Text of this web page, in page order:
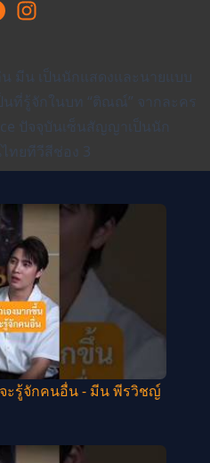
มีน เป็นนักแสดงและนายแบบ
นที่รู้จักในบท “ติณณ์” จากละคร
ปัจจุบันเซ็นสัญญาเป็นนัก
ทยทีวีสีช่อง 3
ะรู้จักคนอื่น - มีน พีรวิชญ์